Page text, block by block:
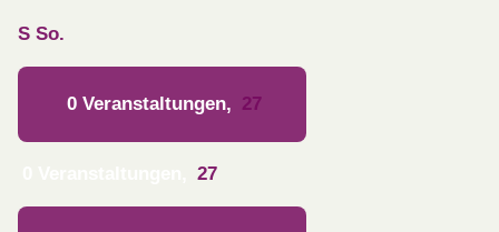
S So.
0 Veranstaltungen, 27
27